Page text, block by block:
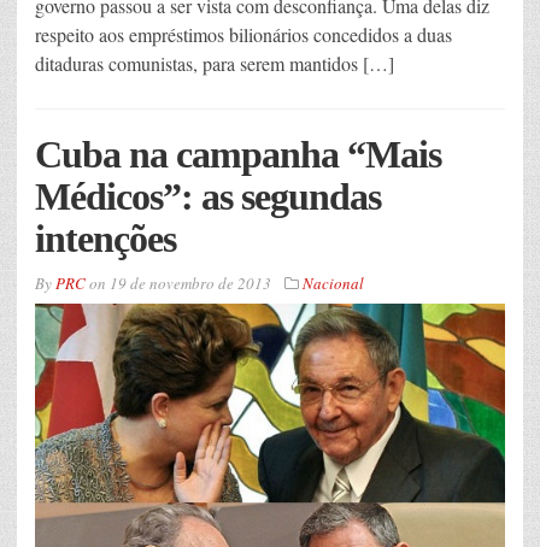
governo passou a ser vista com desconfiança. Uma delas diz
respeito aos empréstimos bilionários concedidos a duas
ditaduras comunistas, para serem mantidos […]
Cuba na campanha “Mais
Médicos”: as segundas
intenções
ByPRCon 19 de novembro de 2013 Nacional